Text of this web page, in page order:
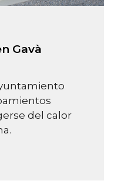
Gavà
del calor